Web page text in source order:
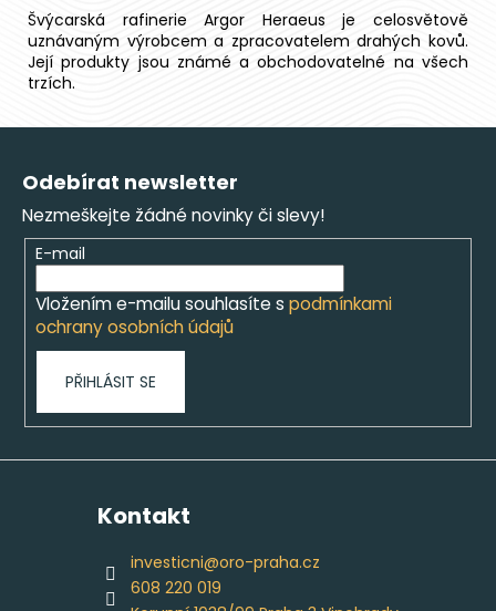
Švýcarská rafinerie Argor Heraeus je celosvětově
uznávaným výrobcem a zpracovatelem drahých kovů.
Její produkty jsou známé a obchodovatelné na všech
trzích.
Odebírat newsletter
Nezmeškejte žádné novinky či slevy!
E-mail
Vložením e-mailu souhlasíte s podmínkami
ochrany osobních údajů
PŘIHLÁSIT SE
Kontakt
investicni@oro-praha.cz
608 220 019